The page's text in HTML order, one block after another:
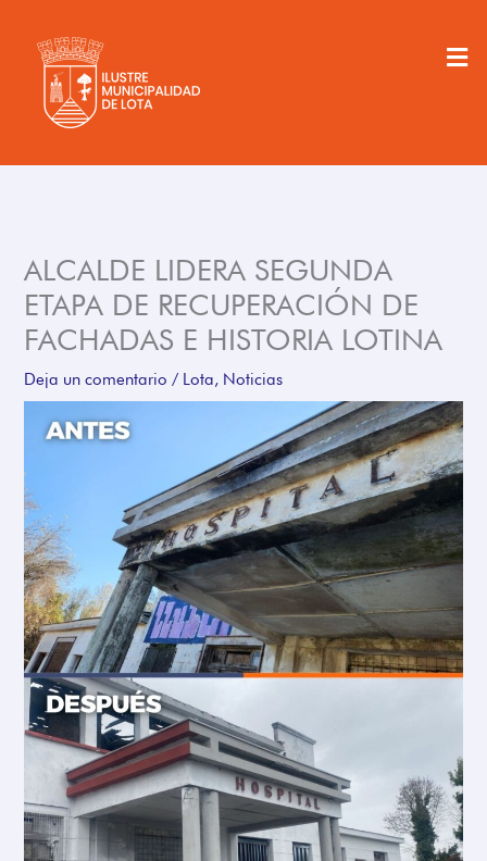
contenido
ALCALDE LIDERA SEGUNDA
ETAPA DE RECUPERACIÓN DE
FACHADAS E HISTORIA LOTINA
Deja un comentario / Lota, Noticias